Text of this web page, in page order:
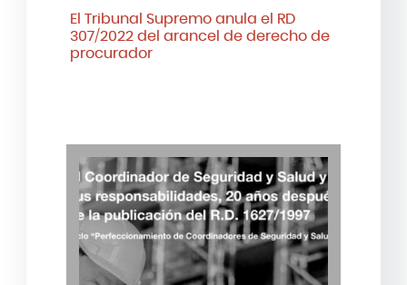
El Tribunal Supremo anula el RD
307/2022 del arancel de derecho de
procurador